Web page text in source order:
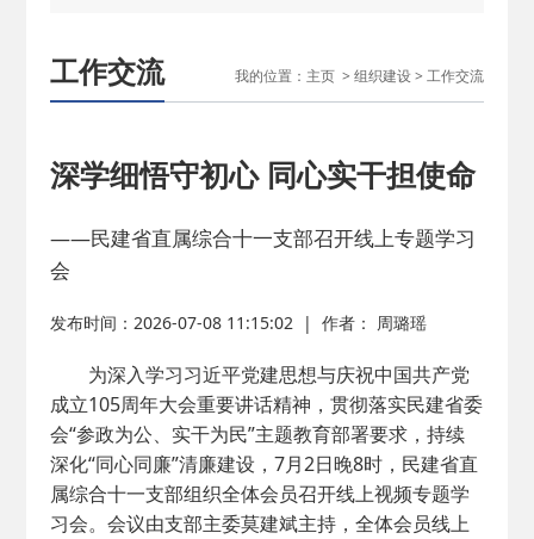
· 民建省委会民主… 2025-04-10
· 中国民主建国会… 2025-02-24
· 中国民主建国会… 2024-08-28
工作交流 我的位置： 主页> 组织建设> 工作交流
深学细悟守初心 同心实干担使命
——民建省直属综合十一支部召开线上专题学习
会
发布时间：2026-07-08 11:15:02 |作者： 周璐瑶
为深入学习习近平党建思想与庆祝中国共产党
成立105周年大会重要讲话精神，贯彻落实民建省委
会“参政为公、实干为民”主题教育部署要求，持续
深化“同心同廉”清廉建设，7月2日晚8时，民建省直
属综合十一支部组织全体会员召开线上视频专题学
习会。会议由支部主委莫建斌主持，全体会员线上